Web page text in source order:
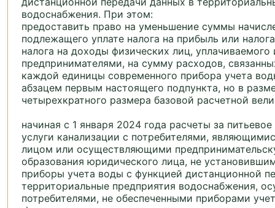
водоснабжения. При этом:
предоставить право на уменьшение суммы
подлежащего уплате налога на прибыль или
налога на доходы физических лиц,
предпринимателями, на сумму расходов,
каждой единицы современного прибора учета
абзацем первым настоящего подпункта, но в
четырехкратного размера базовой расчетной
начиная с 1 января 2024 года расчеты за
услуги канализации с потребителями,
лицом или осуществляющими
образования юридического лица, не
приборы учета воды с функцией дистанционной
территориальные предприятия водоснабжения,
потребителями, не обеспеченными приборами